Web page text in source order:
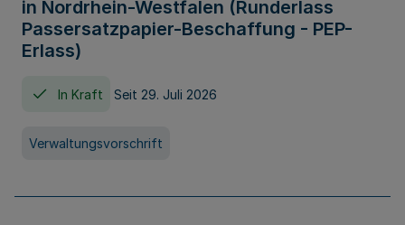
in Nordrhein-Westfalen (Runderlass
Passersatzpapier-Beschaffung - PEP-
Erlass)
In Kraft Seit 29. Juli 2026
Verwaltungsvorschrift